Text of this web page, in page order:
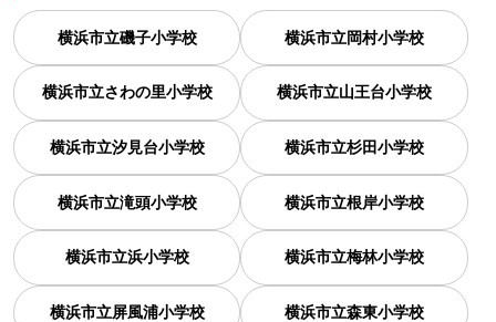
横浜市立磯子小学校 横浜市立岡村小学校
横浜市立さわの里小学校 横浜市立山王台小学校
横浜市立汐見台小学校 横浜市立杉田小学校
横浜市立滝頭小学校 横浜市立根岸小学校
横浜市立浜小学校 横浜市立梅林小学校
横浜市立屏風浦小学校 横浜市立森東小学校